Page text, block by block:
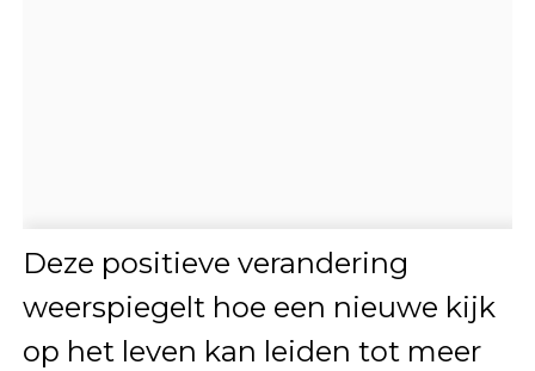
Deze positieve verandering
weerspiegelt hoe een nieuwe kijk
op het leven kan leiden tot meer